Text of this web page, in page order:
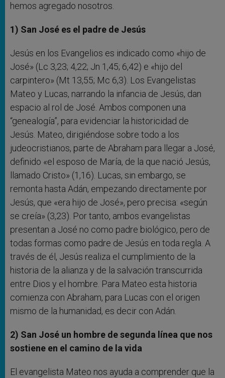
hemos agregado nosotros.
1) San José es el padre de Jesús
Jesús en los Evangelios es indicado como «hijo de
José» (Lc 3,23; 4,22; Jn 1,45; 6,42) e «hijo del
carpintero» (Mt 13,55; Mc 6,3). Los Evangelistas
Mateo y Lucas, narrando la infancia de Jesús, dan
espacio al rol de José. Ambos componen una
“genealogía”, para evidenciar la historicidad de
Jesús. Mateo, dirigiéndose sobre todo a los
judeocristianos, parte de Abraham para llegar a José,
definido «el esposo de María, de la que nació Jesús,
llamado Cristo» (1,16). Lucas, sin embargo, se
remonta hasta Adán, empezando directamente por
Jesús, que «era hijo de José», pero precisa: «según
se creía» (3,23). Por tanto, ambos evangelistas
presentan a José no como padre biológico, pero de
todas formas como padre de Jesús en toda regla. A
través de él, Jesús realiza el cumplimiento de la
historia de la alianza y de la salvación transcurrida
entre Dios y el hombre. Para Mateo esta historia
comienza con Abraham, para Lucas con el origen
mismo de la humanidad, es decir con Adán.
2) San José un hombre de segunda línea que nos
sostiene en el camino de la vida
El evangelista Mateo nos ayuda a comprender que la